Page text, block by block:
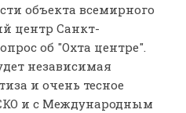
объекта всемирного
центр Санкт-
об "Охта центре".
независимая
и очень тесное
и с Международным